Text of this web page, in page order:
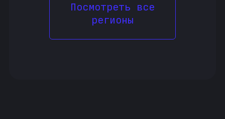
Посмотреть все
регионы